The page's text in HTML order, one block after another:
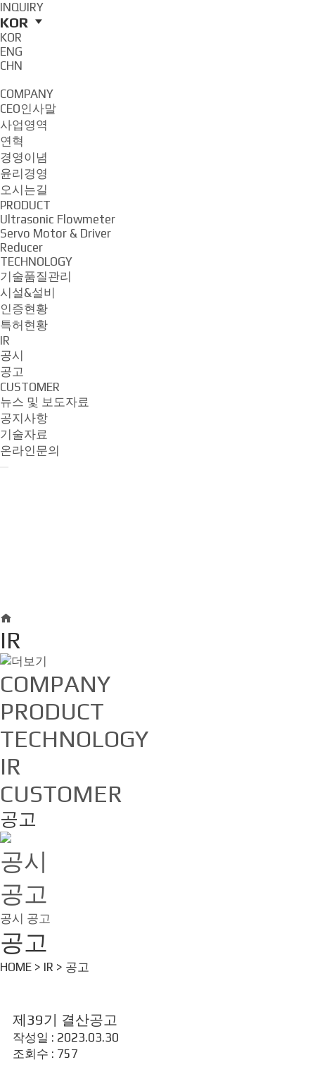
INQUIRY
KOR
KOR
ENG
CHN
COMPANY
CEO인사말
사업영역
연혁
경영이념
윤리경영
오시는길
PRODUCT
Ultrasonic Flowmeter
Servo Motor & Driver
Reducer
TECHNOLOGY
기술품질관리
시설&설비
인증현황
특허현황
IR
공시
공고
CUSTOMER
뉴스 및 보도자료
공지사항
기술자료
온라인문의
IR
COMPANY
PRODUCT
TECHNOLOGY
IR
CUSTOMER
공고
공시
공고
공시 공고
공고
HOME > IR > 공고
제39기 결산공고
작성일 : 2023.03.30
조회수 : 757